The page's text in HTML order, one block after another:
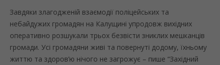
Завдяки злагодженій взаємодії поліцейських та
небайдужих громадян на Калущині упродовж вихідних
оперативно розшукали трьох безвісти зниклих мешканців
громади. Усі громадяни живі та повернуті додому, їхньому
життю та здоров’ю нічого не загрожує – пише “Західний